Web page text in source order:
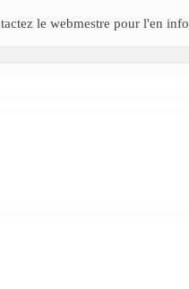
le webmestre pour l'en